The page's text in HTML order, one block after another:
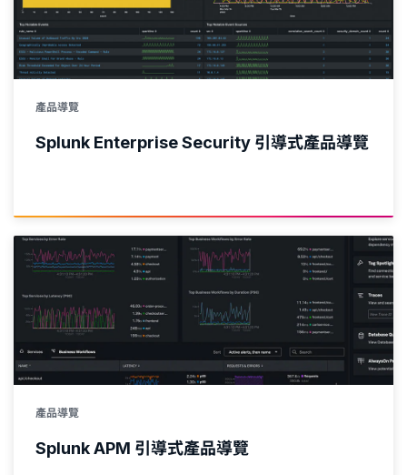
產品導覽
Splunk Enterprise Security 引導式產品導覽
產品導覽
Splunk APM 引導式產品導覽